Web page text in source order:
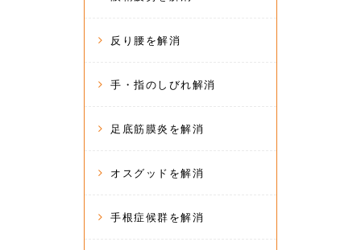
反り腰を解消
手・指のしびれ解消
足底筋膜炎を解消
オスグッドを解消
手根症候群を解消